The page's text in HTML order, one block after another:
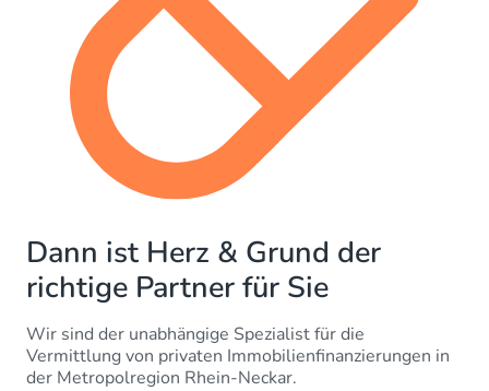
Dann ist Herz & Grund der
richtige Partner für Sie
Wir sind der unabhängige Spezialist für die
Vermittlung von privaten Immobilienfinanzierungen in
der Metropolregion Rhein-Neckar.